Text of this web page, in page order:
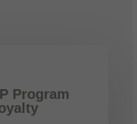
Program